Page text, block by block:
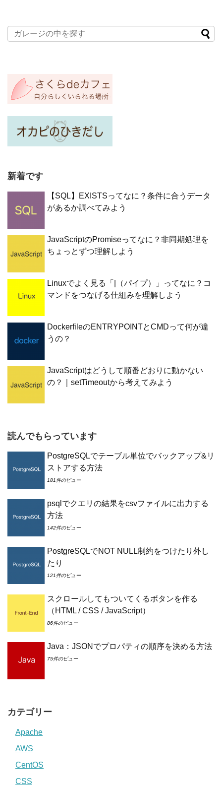
新着です
【SQL】EXISTSってなに？条件に合うデータ
があるか調べてみよう
JavaScriptのPromiseってなに？非同期処理を
ちょっとずつ理解しよう
Linuxでよく見る「|（パイプ）」ってなに？コ
マンドをつなげる仕組みを理解しよう
DockerfileのENTRYPOINTとCMDって何が違
うの？
JavaScriptはどうして順番どおりに動かない
の？｜setTimeoutから考えてみよう
読んでもらっています
PostgreSQLでテーブル単位でバックアップ&リ
ストアする方法
181件のビュー
psqlでクエリの結果をcsvファイルに出力する
方法
142件のビュー
PostgreSQLでNOT NULL制約をつけたり外し
たり
121件のビュー
スクロールしてもついてくるボタンを作る
（HTML / CSS / JavaScript）
86件のビュー
Java：JSONでプロパティの順序を決める方法
75件のビュー
カテゴリー
Apache
AWS
CentOS
CSS